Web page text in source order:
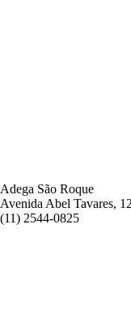
Adega São Roque
Avenida Abel Tavares,
(11) 2544-0825